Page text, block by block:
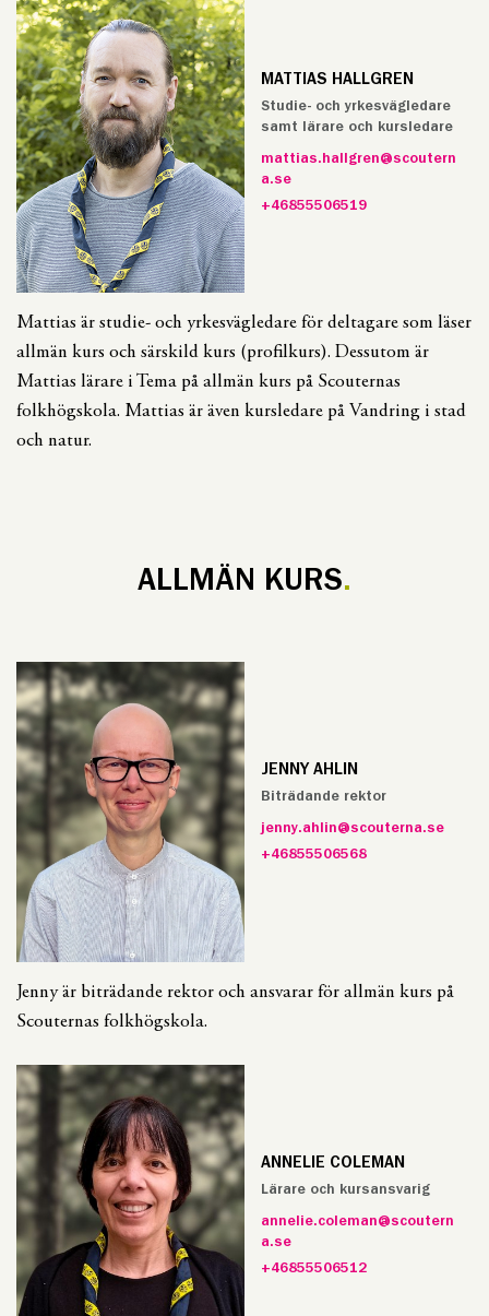
MATTIAS HALLGREN
Studie- och yrkesvägledare
samt lärare och kursledare
mattias.hallgren@scoutern
a.se
+46855506519
Mattias är studie- och yrkesvägledare för deltagare som läser
allmän kurs och särskild kurs (profilkurs). Dessutom är
Mattias lärare i Tema på allmän kurs på Scouternas
folkhögskola. Mattias är även kursledare på Vandring i stad
och natur.
ALLMÄN KURS
JENNY AHLIN
Biträdande rektor
jenny.ahlin@scouterna.se
+46855506568
Jenny är biträdande rektor och ansvarar för allmän kurs på
Scouternas folkhögskola.
ANNELIE COLEMAN
Lärare och kursansvarig
annelie.coleman@scoutern
a.se
+46855506512